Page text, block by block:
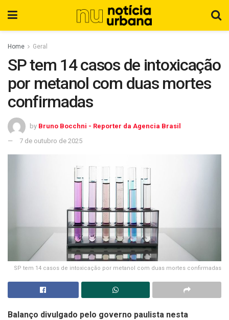
Home Geral
SP tem 14 casos de intoxicação
por metanol com duas mortes
confirmadas
by Bruno Bocchni - Reporter da Agencia Brasil
7 de outubro de 2025
SP tem 14 casos de intoxicação por metanol com duas mortes confirmadas
Balanço divulgado pelo governo paulista nesta